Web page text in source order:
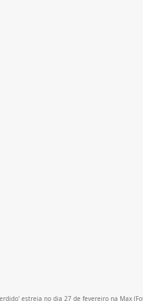
estreia no dia 27 de fevereiro na Max